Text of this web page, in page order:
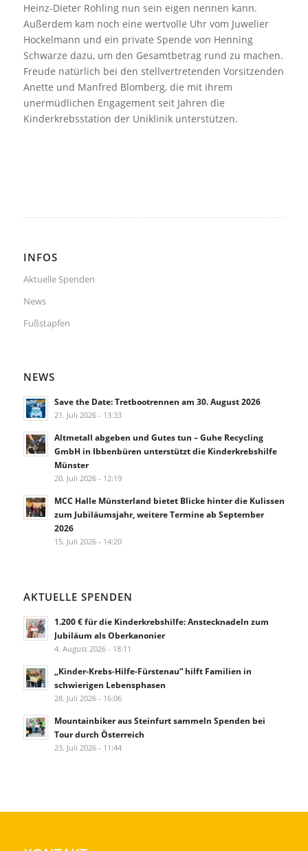
Heinz-Dieter Rohling nun sein eigen nennen kann.
Außerdem kam noch eine wertvolle Uhr vom Juwelier
Hockelmann und ein private Spende von Henning
Schwarze dazu, um den Gesamtbetrag rund zu machen.
Freude natürlich bei den stellvertretenden Vorsitzenden
Anette und Manfred Blomberg, die mit ihrem
unermüdlichen Engagement seit Jahren die
Kinderkrebsstation der Uniklinik unterstützen.
INFOS
Aktuelle Spenden
News
Fußstapfen
NEWS
Save the Date: Tretbootrennen am 30. August 2026
21. Juli 2026 - 13:33
Altmetall abgeben und Gutes tun – Guhe Recycling
GmbH in Ibbenbüren unterstützt die Kinderkrebshilfe
Münster
20. Juli 2026 - 12:19
MCC Halle Münsterland bietet Blicke hinter die Kulissen
zum Jubiläumsjahr, weitere Termine ab September
2026
15. Juli 2026 - 14:20
AKTUELLE SPENDEN
1.200 € für die Kinderkrebshilfe: Anstecknadeln zum
Jubiläum als Oberkanonier
4. August 2026 - 18:11
„Kinder-Krebs-Hilfe-Fürstenau“ hilft Familien in
schwierigen Lebensphasen
28. Juli 2026 - 16:06
Mountainbiker aus Steinfurt sammeln Spenden bei
Tour durch Österreich
23. Juli 2026 - 11:44